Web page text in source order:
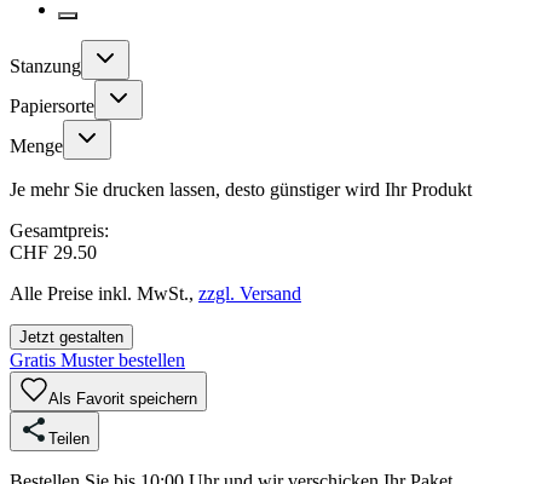
Stanzung
Papiersorte
Menge
Je mehr Sie drucken lassen, desto günstiger wird Ihr Produkt
Gesamtpreis:
CHF 29.50
Alle Preise inkl. MwSt., zzgl. Versand
Jetzt gestalten
Gratis Muster bestellen
Als Favorit speichern
Teilen